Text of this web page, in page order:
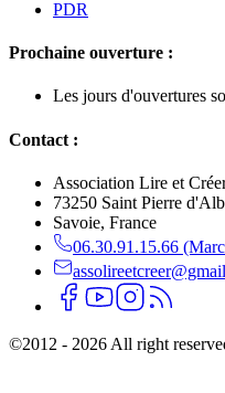
PDR
Prochaine ouverture :
Les jours d'ouvertures
Contact :
Association Lire et
73250 Saint Pierre
Savoie, France
06.30.91.15.66
©2012 - 2026 All right